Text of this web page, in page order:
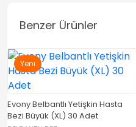
Benzer Ürünler
Yeni
Evony Belbantlı Yetişkin Hasta
Bezi Büyük (XL) 30 Adet